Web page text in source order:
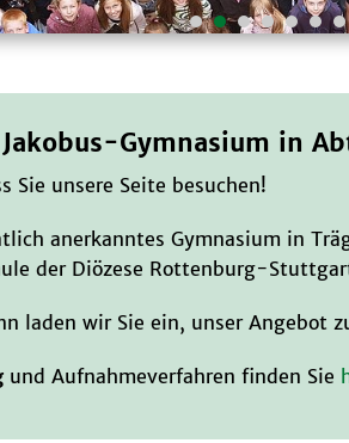
Gymnasium in
Sie unsere Seite besuchen!
anerkanntes Gymnasium in
der Diözese Rottenburg-
laden wir Sie ein, unser Angebot
und Aufnahmeverfahren finden Sie